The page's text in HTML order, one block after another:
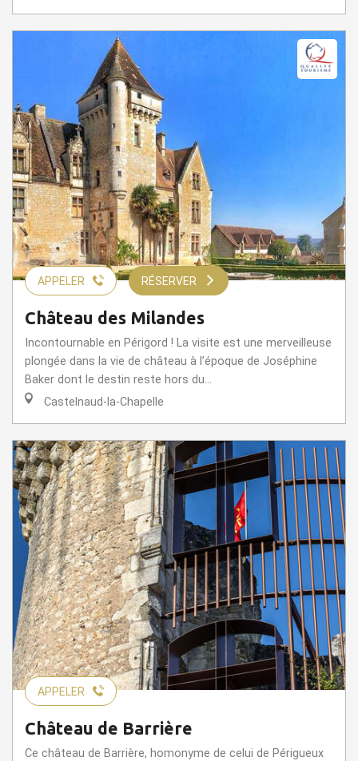
APPELER RÉSERVER
Château des Milandes
Incontournable en Périgord ! La visite est une merveilleuse
plongée dans la vie de château à l’époque de Joséphine
Baker dont le destin reste hors du...
Castelnaud-la-Chapelle
APPELER
Château de Barrière
Ce château de Barrière, homonyme de celui de Périgueux